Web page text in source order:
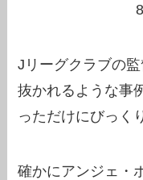
Jリーグクラブの
抜かれるような事
っただけにびっく
確かにアンジェ・